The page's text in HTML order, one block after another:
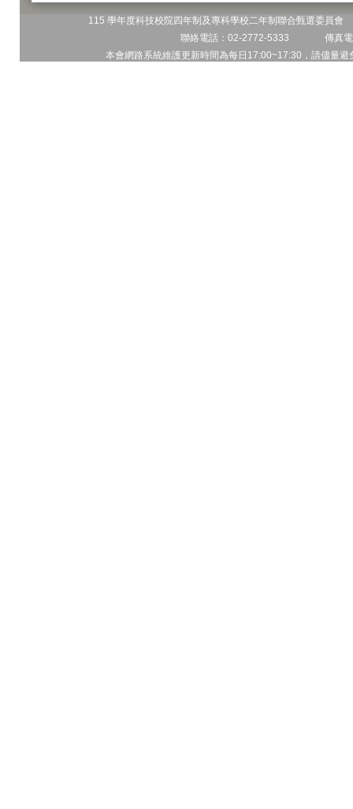
115 學年度科技校院四年制及專科學校二年制聯合甄選委員
聯絡電話：02-2772-5333 傳真
本會網路系統維護更新時間為每日17:00~17:30，請儘量